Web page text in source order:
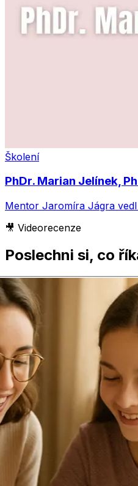
Školení
PhDr. Marian Jelínek,
Mentor Jaromíra Jágra
🎥 Videorecenze
Poslechni si, co